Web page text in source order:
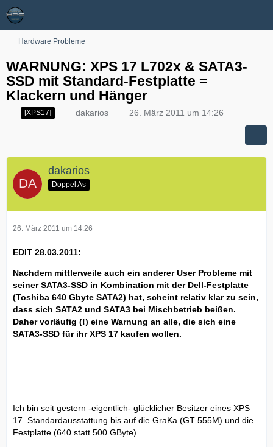
Hardware Probleme
WARNUNG: XPS 17 L702x & SATA3-
SSD mit Standard-Festplatte =
Klackern und Hänger
[XPS17] dakarios 26. März 2011 um 14:26
dakarios
Doppel As
26. März 2011 um 14:26
EDIT 28.03.2011:
Nachdem mittlerweile auch ein anderer User Probleme mit
seiner SATA3-SSD in Kombination mit der Dell-Festplatte
(Toshiba 640 Gbyte SATA2) hat, scheint relativ klar zu sein,
dass sich SATA2 und SATA3 bei Mischbetrieb beißen.
Daher vorläufig (!) eine Warnung an alle, die sich eine
SATA3-SSD für ihr XPS 17 kaufen wollen.
Ich bin seit gestern -eigentlich- glücklicher Besitzer eines XPS
17. Standardausstattung bis auf die GraKa (GT 555M) und die
Festplatte (640 statt 500 GByte).